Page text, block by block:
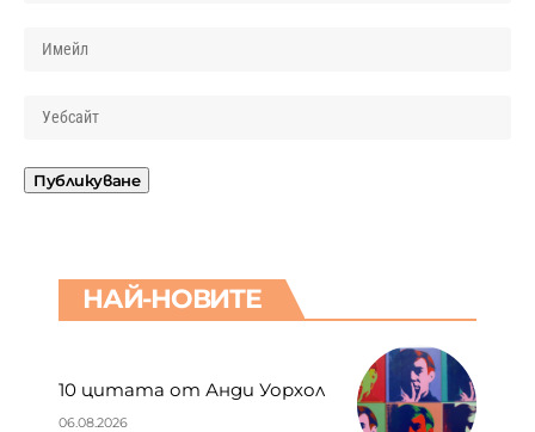
НАЙ-НОВИТЕ
10 цитата от Анди Уорхол
06.08.2026